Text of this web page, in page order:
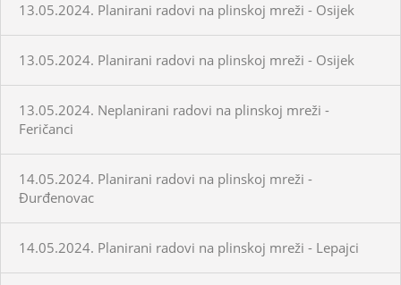
13.05.2024. Planirani radovi na plinskoj mreži - Osijek
13.05.2024. Planirani radovi na plinskoj mreži - Osijek
13.05.2024. Neplanirani radovi na plinskoj mreži -
Feričanci
14.05.2024. Planirani radovi na plinskoj mreži -
Đurđenovac
14.05.2024. Planirani radovi na plinskoj mreži - Lepajci